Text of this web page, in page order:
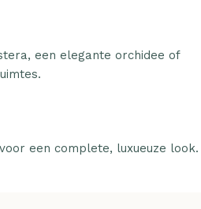
een elegante orchidee of
een complete, luxueuze look.